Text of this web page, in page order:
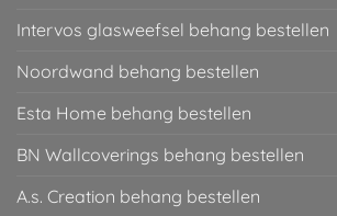
Intervos glasweefsel behang bestellen
Noordwand behang bestellen
Esta Home behang bestellen
BN Wallcoverings behang bestellen
A.s. Creation behang bestellen